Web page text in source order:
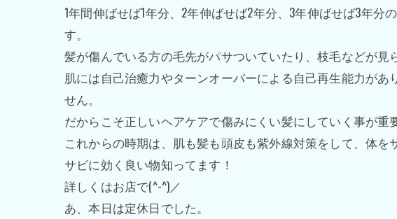
1年間伸ばせば1年分、2年伸ばせば2年分、3年伸ばせば3年
す。
髪が傷んでいる方の毛先がパサついていたり、枝毛などが見
肌には自己治癒力やターンオーバーによる自己再生能力が
せん。
だからこそ正しいヘアケアで傷みにくい髪にしていく事が重
これからの時期は、肌も髪も頭皮も紫外線対策をして、体を
サビに効く良い物知ってます！
詳しくはお店で(^-^)／
あ、本日は定休日でした。